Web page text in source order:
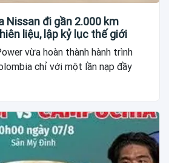
Nissan đi gần 2.000 km
liệu, lập kỷ lục thế giới
vừa hoàn thành hành trình
chỉ với một lần nạp đầy